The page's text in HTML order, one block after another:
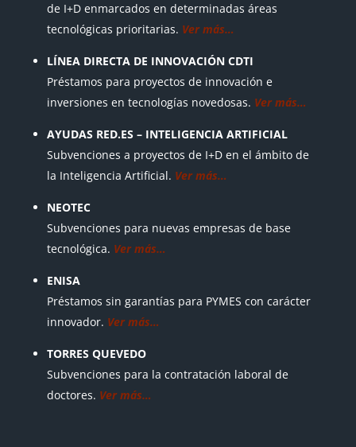
de I+D enmarcados en determinadas áreas
tecnológicas prioritarias. Ver más…
LÍNEA DIRECTA DE INNOVACIÓN CDTI
Préstamos para proyectos de innovación e
inversiones en tecnologías novedosas. Ver más…
AYUDAS RED.ES – INTELIGENCIA ARTIFICIAL
Subvenciones a proyectos de I+D en el ámbito de
la Inteligencia Artificial. Ver más…
NEOTEC
Subvenciones para nuevas empresas de base
tecnológica. Ver más…
ENISA
Préstamos sin garantías para PYMES con carácter
innovador. Ver más…
TORRES QUEVEDO
Subvenciones para la contratación laboral de
doctores. Ver más…